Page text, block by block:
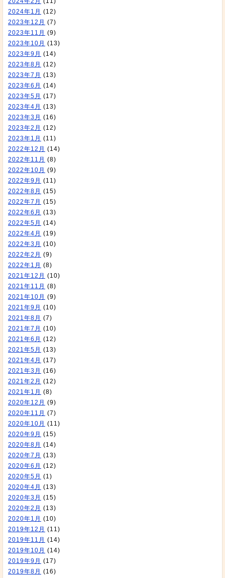
2024年1月 (12)
2023年12月 (7)
2023年11月 (9)
2023年10月 (13)
2023年9月 (14)
2023年8月 (12)
2023年7月 (13)
2023年6月 (14)
2023年5月 (17)
2023年4月 (13)
2023年3月 (16)
2023年2月 (12)
2023年1月 (11)
2022年12月 (14)
2022年11月 (8)
2022年10月 (9)
2022年9月 (11)
2022年8月 (15)
2022年7月 (15)
2022年6月 (13)
2022年5月 (14)
2022年4月 (19)
2022年3月 (10)
2022年2月 (9)
2022年1月 (8)
2021年12月 (10)
2021年11月 (8)
2021年10月 (9)
2021年9月 (10)
2021年8月 (7)
2021年7月 (10)
2021年6月 (12)
2021年5月 (13)
2021年4月 (17)
2021年3月 (16)
2021年2月 (12)
2021年1月 (8)
2020年12月 (9)
2020年11月 (7)
2020年10月 (11)
2020年9月 (15)
2020年8月 (14)
2020年7月 (13)
2020年6月 (12)
2020年5月 (1)
2020年4月 (13)
2020年3月 (15)
2020年2月 (13)
2020年1月 (10)
2019年12月 (11)
2019年11月 (14)
2019年10月 (14)
2019年9月 (17)
2019年8月 (16)